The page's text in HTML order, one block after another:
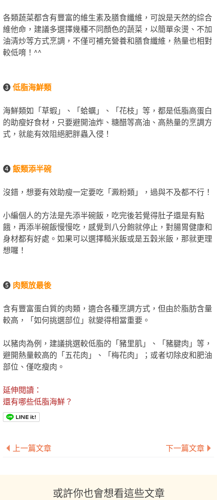
各類蔬菜都含有豐富的維生素及膳食纖維，可說是天然的綜合
維他命，建議多選擇幾種不同顏色的蔬菜，以簡單汆燙、不加
油清炒等方式烹調，不僅可補充營養和膳食纖維，熱量也相對
較低唷！^^
❸低脂海鮮類
海鮮類如「草蝦」、「蛤蠣」、「花枝」等，都是低脂高蛋白
的助瘦好食材，只要避開油炸、糖醋等高油、高熱量的烹調方
式，就能有效阻絕肥胖蟲入侵！
❹飯類添半碗
沒錯，想要有效助瘦一定要吃「澱粉類」，過與不及都不行！
小編個人的方法是先添半碗飯，吃完後若覺得肚子還是有點
餓，再添半碗飯慢慢吃，感覺到八分飽就停止，對腸胃健康和
身材都有好處。如果可以選擇糙米飯或是五穀米飯，那就更理
想囉！
❺ 肉類放最後
含有豐富蛋白質的肉類，適合各種烹調方式，但由於脂肪含量
較高，「如何挑選部位」就變得相當重要。
以豬肉為例，建議挑選較低脂的「豬里肌」、「豬腱肉」等，
避開熱量較高的「五花肉」、「梅花肉」；或者切除皮和肥油
部位、僅吃瘦肉。
延伸閱讀：
還有哪些低脂海鮮？
上一篇文章 下一篇文章
或許你也會想看這些文章